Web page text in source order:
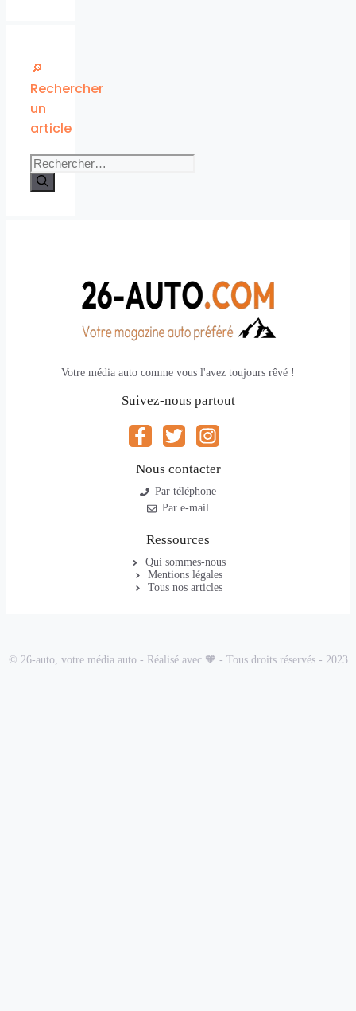
🔎
Rechercher
un
article
Rechercher :
Votre média auto comme vous l'avez toujours rêvé !
Suivez-nous partout
Nous contacter
Par téléphone
Par e-mail
Ressources
Qui sommes-nous
Mentions légales
Tous nos articles
© 26-auto, votre média auto - Réalisé avec 🧡 - Tous droits réservés - 2023